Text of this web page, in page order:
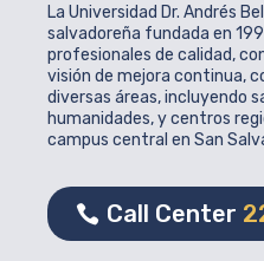
La Universidad Dr. Andrés
salvadoreña fundada en
profesionales de calidad,
visión de mejora continua,
diversas áreas, incluyendo
humanidades, y centros
campus central en San
Call Center